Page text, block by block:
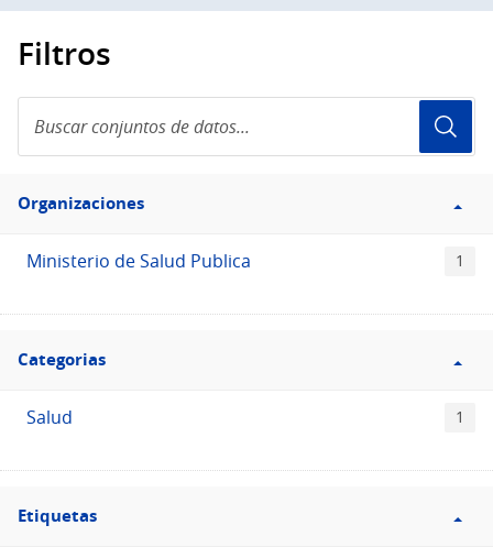
Filtros
conjuntos
de
Filtro
Organizaciones
Organizaciones
Ministerio de Salud Publica 1
Filtro
Categorias
Categorias
Salud 1
Filtro
Etiquetas
Etiquetas